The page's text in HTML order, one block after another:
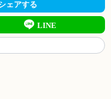
ェアする
LINE